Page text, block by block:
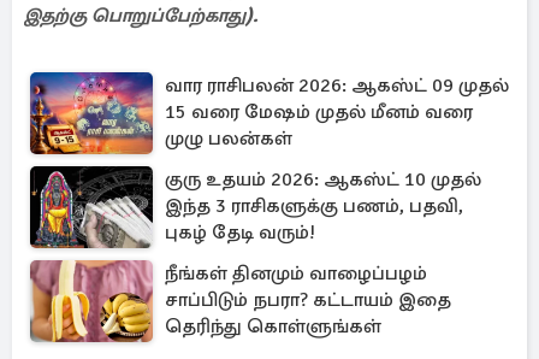
இதற்கு பொறுப்பேற்காது).
வார ராசிபலன் 2026: ஆகஸ்ட் 09 முதல்
15 வரை மேஷம் முதல் மீனம் வரை
முழு பலன்கள்
குரு உதயம் 2026: ஆகஸ்ட் 10 முதல்
இந்த 3 ராசிகளுக்கு பணம், பதவி,
புகழ் தேடி வரும்!
நீங்கள் தினமும் வாழைப்பழம்
சாப்பிடும் நபரா? கட்டாயம் இதை
தெரிந்து கொள்ளுங்கள்